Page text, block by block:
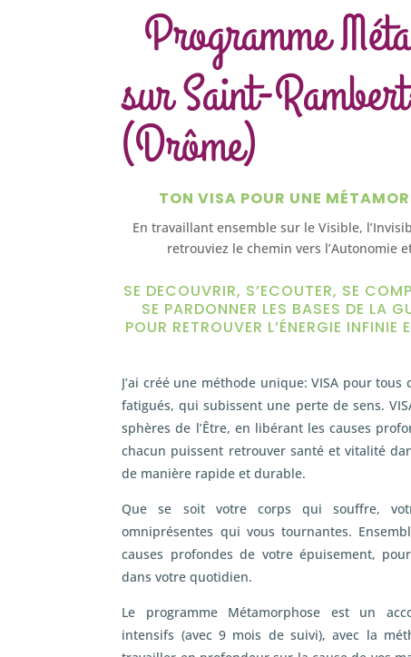
Programme
sur Saint-
(Drôme)
TON VISA POUR UNE
En travaillant ensemble sur le Visible,
retrouviez le chemin vers l’Autonomie
SE DECOUVRIR, S’ECOUTER, SE
SE PARDONNER LES BASES DE LA
POUR RETROUVER L’ÉNERGIE INFINIE
J’ai créé une méthode unique: VISA pour
fatigués, qui subissent une perte de sens.
sphères de l’Être, en libérant les causes
chacun puissent retrouver santé et vitalité
de manière rapide et durable.
Que se soit votre corps qui souffre,
omniprésentes qui vous tournantes.
causes profondes de votre épuisement,
dans votre quotidien.
Le programme Métamorphose est un
intensifs (avec 9 mois de suivi), avec la